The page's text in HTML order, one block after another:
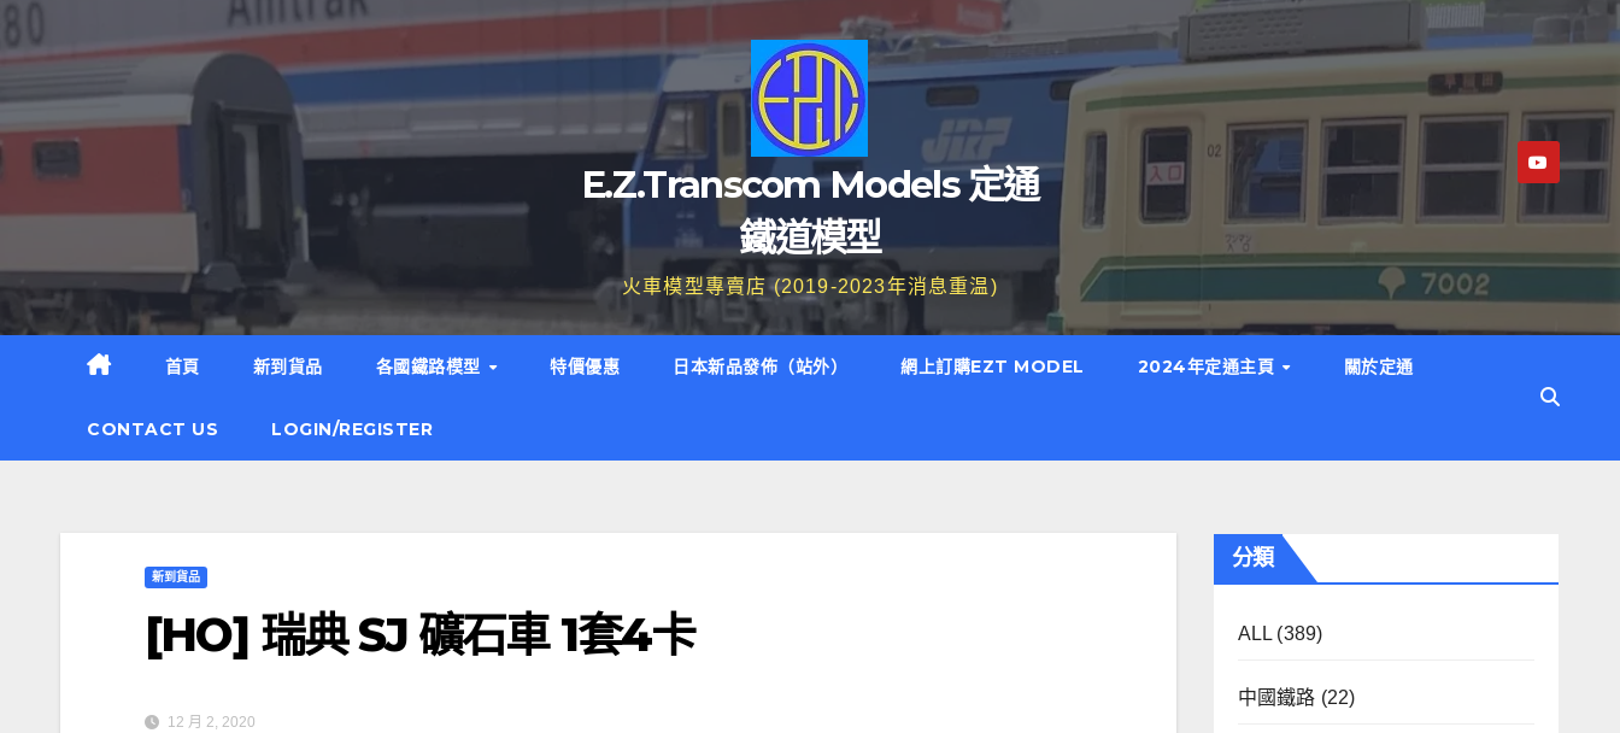
to
E.Z.Transcom Models 定通
鐵道模型
火車模型專賣店 (2019-2023年消息重温)
首頁 新到貨品 各國鐵路模型 特價優惠 日本新品發佈（站外） 網上訂購EZT MODEL 2024年定通主頁 關於定通
CONTACT US LOGIN/REGISTER
新到貨品
[HO] 瑞典 SJ 礦石車 1套4卡
12 月 2, 2020
分類
ALL (389)
中國鐵路 (22)